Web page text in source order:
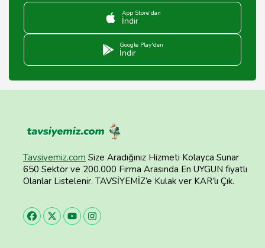
App Store'dan
İndir
Google Play'den
İndir
Tavsiyemiz.com Size Aradığınız Hizmeti Kolayca Sunar
650 Sektör ve 200.000 Firma Arasında En UYGUN fiyatlı
Olanlar Listelenir. TAVSİYEMİZ’e Kulak ver KAR’lı Çık.